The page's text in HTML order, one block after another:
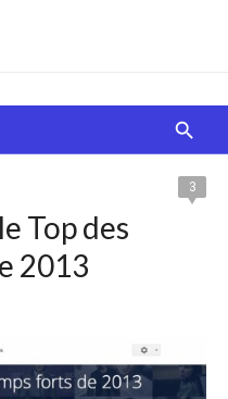
de chocolats… On
on va tomber !
3
Top des
2013